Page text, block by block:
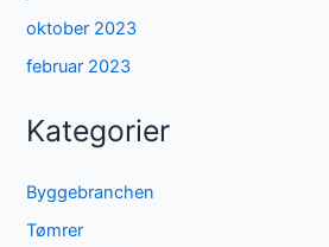
oktober 2023
februar 2023
Kategorier
Byggebranchen
Tømrer